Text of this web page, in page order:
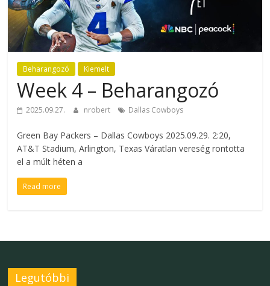
Beharangozó Kiemelt
Week 4 – Beharangozó
2025.09.27. nrobert Dallas Cowboys
Green Bay Packers – Dallas Cowboys 2025.09.29. 2:20,
AT&T Stadium, Arlington, Texas Váratlan vereség rontotta
el a múlt héten a
Read more
Legutóbbi